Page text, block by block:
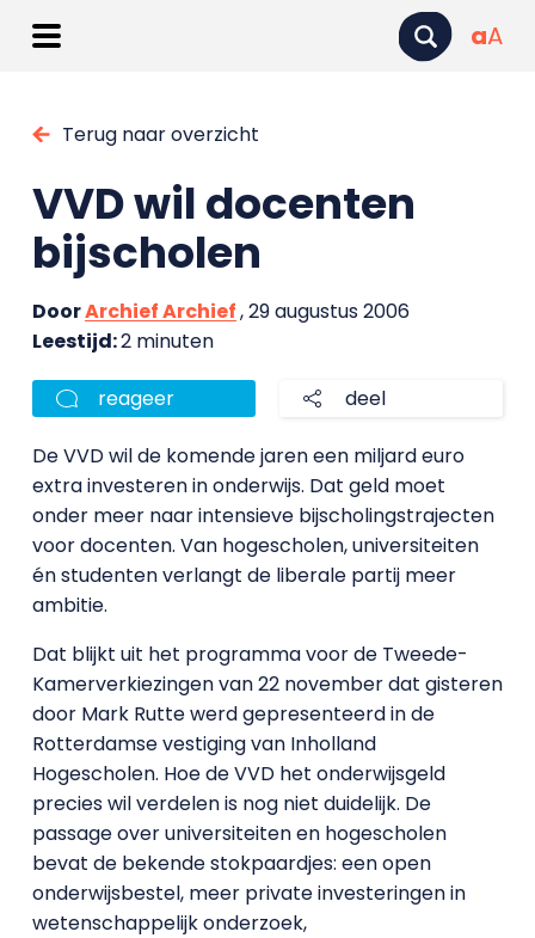
aA
Terug naar overzicht
VVD wil docenten
bijscholen
DoorArchief Archief, 29 augustus 2006
Leestijd:2 minuten
reageer deel
De VVD wil de komende jaren een miljard euro
extra investeren in onderwijs. Dat geld moet
onder meer naar intensieve bijscholingstrajecten
voor docenten. Van hogescholen, universiteiten
én studenten verlangt de liberale partij meer
ambitie.
Dat blijkt uit het programma voor de Tweede-
Kamerverkiezingen van 22 november dat gisteren
door Mark Rutte werd gepresenteerd in de
Rotterdamse vestiging van Inholland
Hogescholen. Hoe de VVD het onderwijsgeld
precies wil verdelen is nog niet duidelijk. De
passage over universiteiten en hogescholen
bevat de bekende stokpaardjes: een open
onderwijsbestel, meer private investeringen in
wetenschappelijk onderzoek,